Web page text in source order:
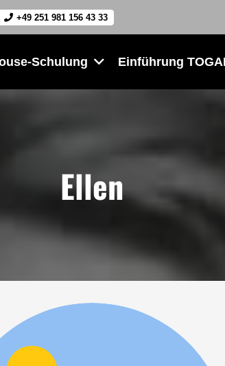
+49 251 981 156 43 33
Schulung Einführung
Ellen